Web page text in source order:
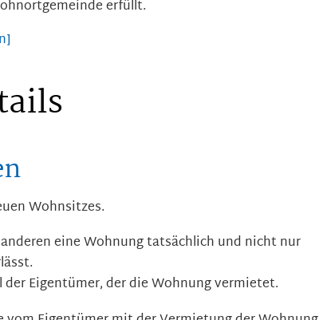
erfüllt.
Wohnsitzes.
eine Wohnung tatsächlich und nicht nur
Eigentümer, der die Wohnung vermietet.